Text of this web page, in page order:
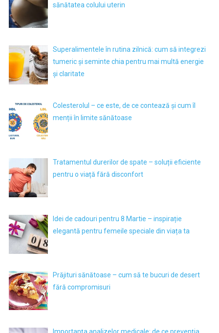
sănătatea colului uterin
Superalimentele în rutina zilnică: cum să integrezi
tumeric și seminte chia pentru mai multă energie
și claritate
Colesterolul – ce este, de ce contează și cum îl
menții în limite sănătoase
Tratamentul durerilor de spate – soluții eficiente
pentru o viață fără disconfort
Idei de cadouri pentru 8 Martie – inspirație
elegantă pentru femeile speciale din viața ta
Prăjituri sănătoase – cum să te bucuri de desert
fără compromisuri